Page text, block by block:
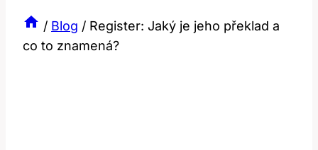
/ Blog / Register: Jaký je jeho překlad a
co to znamená?